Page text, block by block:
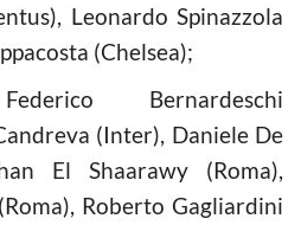
Leonardo Spinazzola
(Chelsea);
Bernardeschi
(Inter), Daniele De
El Shaarawy (Roma),
Roberto Gagliardini